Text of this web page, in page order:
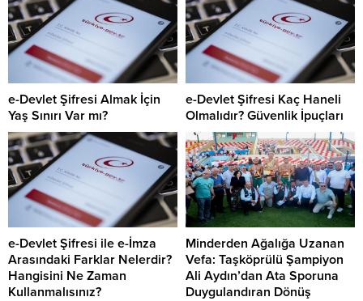
e-Devlet Şifresi Almak İçin
Yaş Sınırı Var mı?
e-Devlet Şifresi Kaç Haneli
Olmalıdır? Güvenlik İpuçları
e-Devlet Şifresi ile e-İmza
Arasındaki Farklar Nelerdir?
Hangisini Ne Zaman
Kullanmalısınız?
Minderden Ağalığa Uzanan
Vefa: Taşköprülü Şampiyon
Ali Aydın’dan Ata Sporuna
Duygulandıran Dönüş